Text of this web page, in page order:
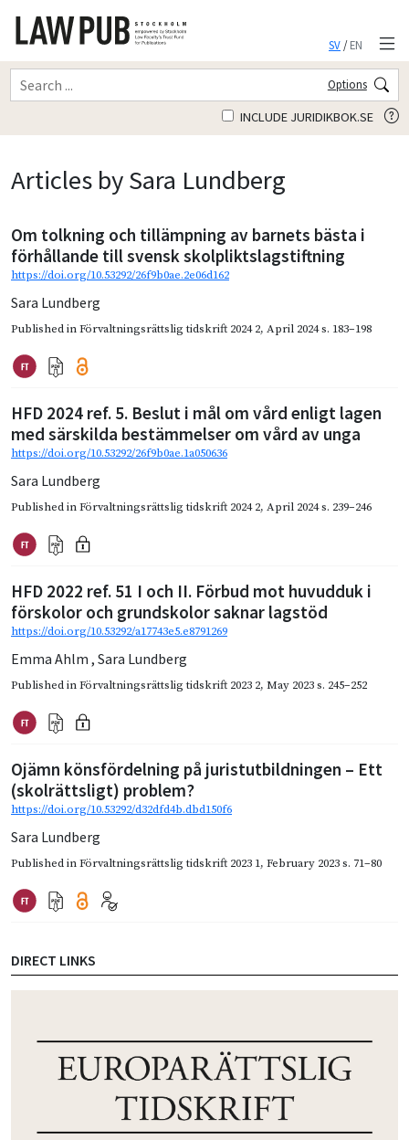
SV/EN
Options
INCLUDE JURIDIKBOK.SE
Articles by Sara Lundberg
Om tolkning och tillämpning av barnets bästa i
förhållande till svensk skolpliktslagstiftning
https://doi.org/10.53292/26f9b0ae.2e06d162
Sara Lundberg
Published inFörvaltningsrättslig tidskrift 2024 2, April 2024s. 183–198
HFD 2024 ref. 5. Beslut i mål om vård enligt lagen
med särskilda bestämmelser om vård av unga
https://doi.org/10.53292/26f9b0ae.1a050636
Sara Lundberg
Published inFörvaltningsrättslig tidskrift 2024 2, April 2024s. 239–246
HFD 2022 ref. 51 I och II. Förbud mot huvudduk i
förskolor och grundskolor saknar lagstöd
https://doi.org/10.53292/a17743e5.e8791269
Emma Ahlm , Sara Lundberg
Published inFörvaltningsrättslig tidskrift 2023 2, May 2023s. 245–252
Ojämn könsfördelning på juristutbildningen – Ett
(skolrättsligt) problem?
https://doi.org/10.53292/d32dfd4b.dbd150f6
Sara Lundberg
Published inFörvaltningsrättslig tidskrift 2023 1, February 2023s. 71–80
DIRECT LINKS